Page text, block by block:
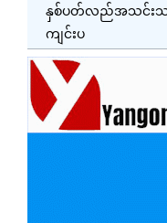
နှစ်ပတ်လည်အသင်းသ
ကျင်းပ